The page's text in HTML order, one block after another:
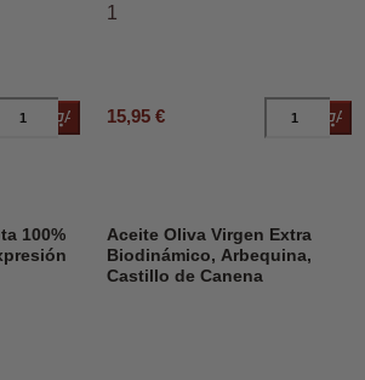
Añadir al carrito
1
15,95 €
100%
DESCUENTO
Aceite Oliva Virgen Extra
Biodinámico, Arbequina,
Castillo de Canena